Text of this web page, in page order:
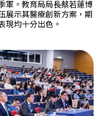
軍。教育局局長蔡若蓮博
展示其醫療創新方案，期
現均十分出色。